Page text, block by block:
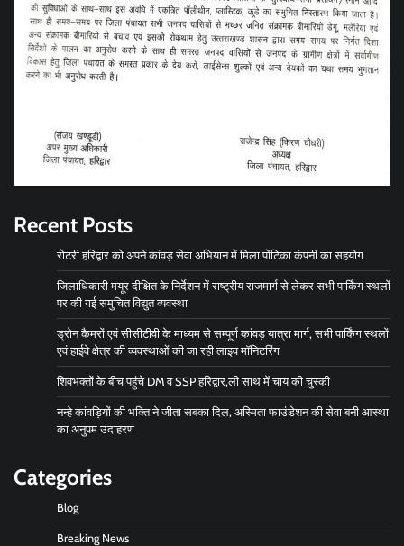
Recent Posts
रोटरी हरिद्वार को अपने कांवड़ सेवा अभियान में मिला पोंटिका कंपनी का सहयोग
जिलाधिकारी मयूर दीक्षित के निर्देशन में राष्ट्रीय राजमार्ग से लेकर सभी पार्किंग स्थलों
पर की गई समुचित विद्युत व्यवस्था
ड्रोन कैमरों एवं सीसीटीवी के माध्यम से सम्पूर्ण कांवड़ यात्रा मार्ग, सभी पार्किंग स्थलों
एवं हाईवे क्षेत्र की व्यवस्थाओं की जा रही लाइव मॉनिटरिंग
शिवभक्तों के बीच पहुंचे DM व SSP हरिद्वार,ली साथ में चाय की चुस्की
नन्हे कांवड़ियों की भक्ति ने जीता सबका दिल, अस्मिता फाउंडेशन की सेवा बनी आस्था
का अनुपम उदाहरण
Categories
Blog
Breaking News